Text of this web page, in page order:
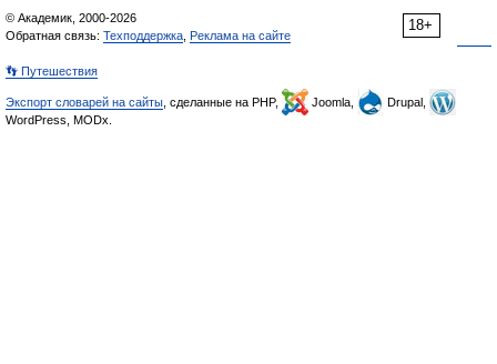
18+
© Академик, 2000-2026
Обратная связь: Техподдержка Реклама на сайте
👣 Путешествия
Экспорт словарей на сайты , сделанные на PHP, Joomla,
Drupal,
WordPress, MODx.